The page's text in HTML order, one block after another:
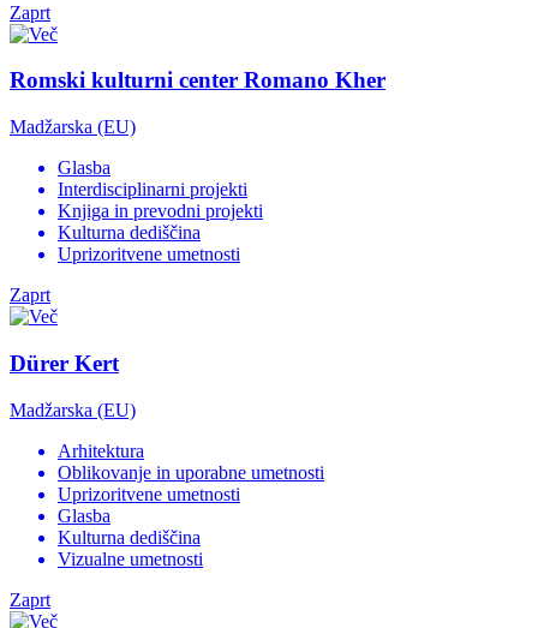
Zaprt
Romski kulturni center Romano Kher
Madžarska (EU)
Glasba
Interdisciplinarni projekti
Knjiga in prevodni projekti
Kulturna dediščina
Uprizoritvene umetnosti
Zaprt
Dürer Kert
Madžarska (EU)
Arhitektura
Oblikovanje in uporabne umetnosti
Uprizoritvene umetnosti
Glasba
Kulturna dediščina
Vizualne umetnosti
Zaprt